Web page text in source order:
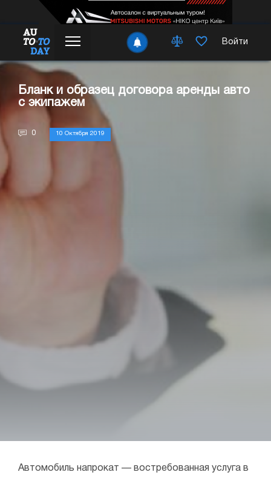
Войти
Бланк и образец договора аренды авто
с экипажем
0 10 Октября 2019
Автомобиль напрокат — востребованная услуга в